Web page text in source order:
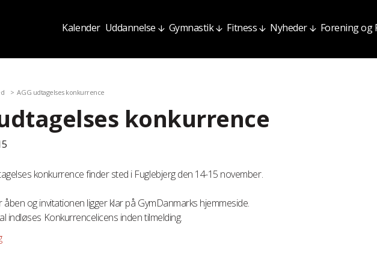
Kalender Uddannelse Gymnastik Fitness Nyheder Forening og
AGG udtagelses konkurrence
konkurrence
konkurrence finder sted i Fuglebjerg den 14-15 november.
åben og invitationen ligger klar på GymDanmarks hjemmeside.
indløses Konkurrencelicens inden tilmelding.